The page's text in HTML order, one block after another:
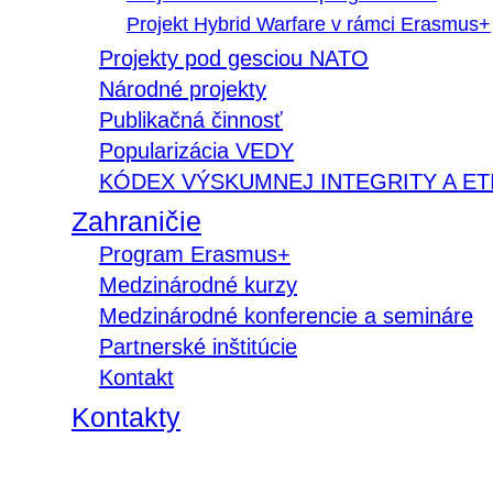
Projekt Hybrid Warfare v rámci Erasmus+
Projekty pod gesciou NATO
Národné projekty
Publikačná činnosť
Popularizácia VEDY
KÓDEX VÝSKUMNEJ INTEGRITY A
Zahraničie
Program Erasmus+
Medzinárodné kurzy
Medzinárodné konferencie a semináre
Partnerské inštitúcie
Kontakt
Kontakty